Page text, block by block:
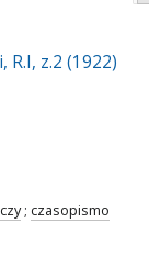
R.I, z.2 (1922)
; czasopismo